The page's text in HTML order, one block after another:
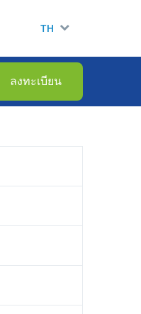
TH
ลงทะเบียน